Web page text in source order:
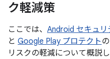
ク軽減策
ここでは、 Android セキュ
と Google Play プロテクト
リスクの軽減について概説